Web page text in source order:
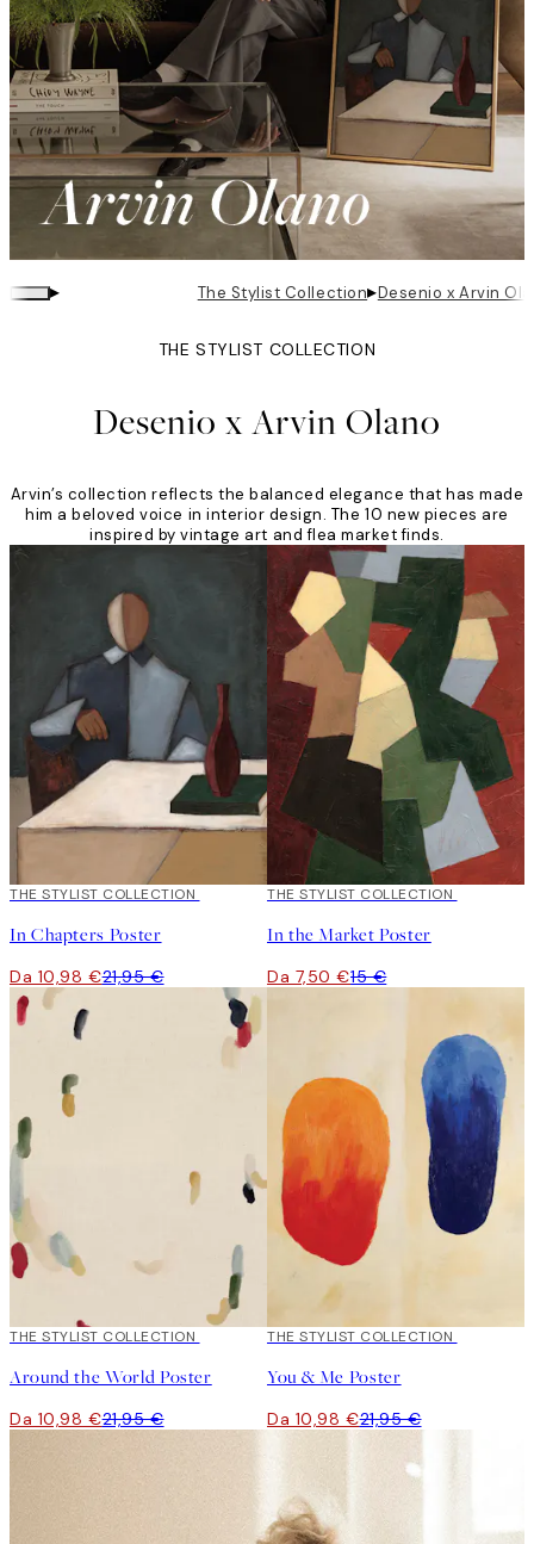
▸ The Stylist Collection▸Desenio x Arvin
THE STYLIST COLLECTION
Desenio x Arvin Olano
Arvin’s collection reflects the balanced elegance that has made
him a beloved voice in interior design. The 10 new pieces are
inspired by vintage art and flea market finds.
50%*
THE STYLIST COLLECTION
In Chapters Poster
Da 10,98 €21,95 €
50%*
THE STYLIST COLLECTION
In the Market Poster
Da 7,50 €15 €
50%*
THE STYLIST COLLECTION
Around the World Poster
Da 10,98 €21,95 €
50%*
THE STYLIST COLLECTION
You & Me Poster
Da 10,98 €21,95 €